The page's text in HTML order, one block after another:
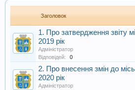
Заголовок
1. Про затвердження звіту
2019 рік
Адміністратор
Відповідей:
0
2. Про внесення змін до
2020 рік
Адміністратор